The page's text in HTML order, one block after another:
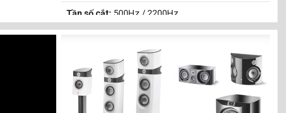
Tần số cắt: 500Hz / 2200Hz
Kích thước(RxCXS):609mm x 235mm x350mm
Trọng lượng tịnh: 19kg